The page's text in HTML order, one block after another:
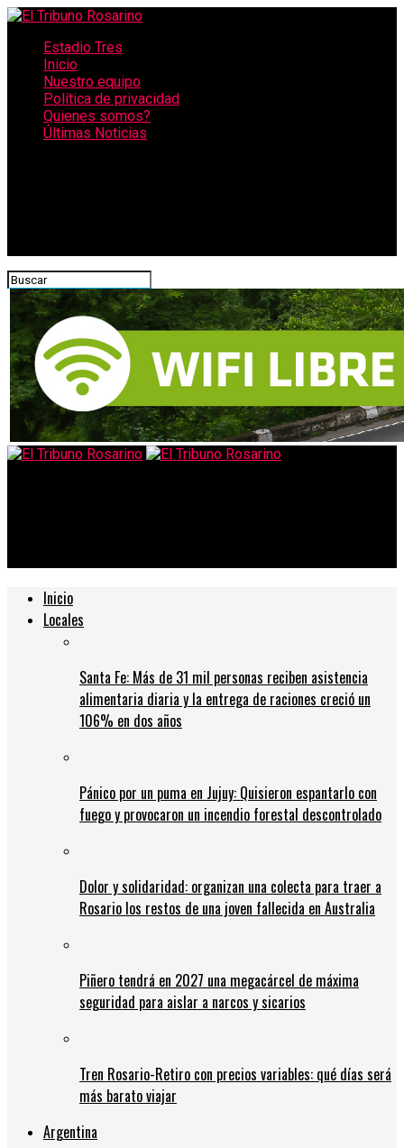
Estadio Tres
Inicio
Nuestro equipo
Política de privacidad
Quienes somos?
Últimas Noticias
Inicio
Locales
Santa Fe: Más de 31 mil personas reciben asistencia
alimentaria diaria y la entrega de raciones creció un
106% en dos años
Pánico por un puma en Jujuy: Quisieron espantarlo con
fuego y provocaron un incendio forestal descontrolado
Dolor y solidaridad: organizan una colecta para traer a
Rosario los restos de una joven fallecida en Australia
Piñero tendrá en 2027 una megacárcel de máxima
seguridad para aislar a narcos y sicarios
Tren Rosario-Retiro con precios variables: qué días será
más barato viajar
Argentina